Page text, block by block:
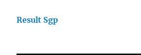
Result Sgp